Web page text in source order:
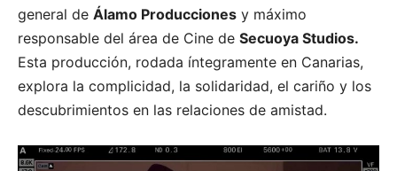
general de Álamo Producciones y máximo
responsable del área de Cine de Secuoya Studios.
Esta producción, rodada íntegramente en Canarias,
explora la complicidad, la solidaridad, el cariño y los
descubrimientos en las relaciones de amistad.